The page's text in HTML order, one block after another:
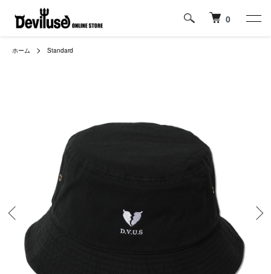
0
ホーム Standard